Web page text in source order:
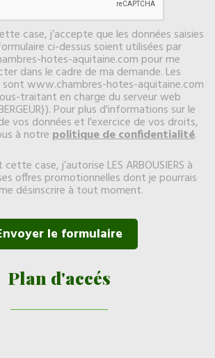
case, j’accepte que les données saisies
ci-dessus soient utilisées par
hotes-aquitaine.com pour me
dans le cadre de ma demande. Les
www.chambres-hotes-aquitaine.com
traitant en charge du serveur web
Pour plus d'informations sur le
vos données et l'exercice de vos droits,
à notre politique de confidentialité.
case, j’autorise LES ARBOUSIERS à
offres promotionnelles dont je pourrais
me désinscrire à tout moment.
Plan d'accés